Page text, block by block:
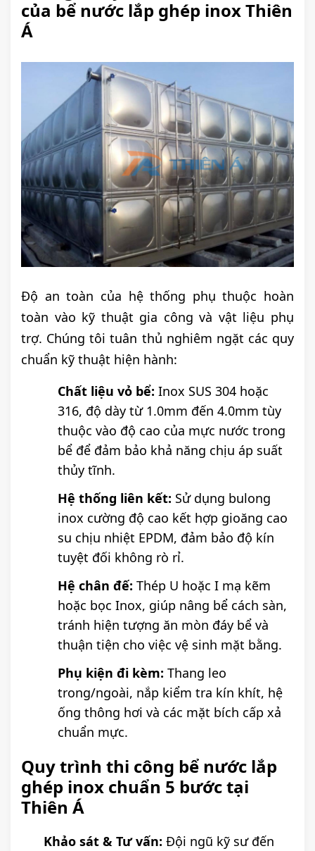
của bể nước lắp ghép inox Thiên
Á
Độ an toàn của hệ thống phụ thuộc hoàn
toàn vào kỹ thuật gia công và vật liệu phụ
trợ. Chúng tôi tuân thủ nghiêm ngặt các quy
chuẩn kỹ thuật hiện hành:
Chất liệu vỏ bể: Inox SUS 304 hoặc
316, độ dày từ 1.0mm đến 4.0mm tùy
thuộc vào độ cao của mực nước trong
bể để đảm bảo khả năng chịu áp suất
thủy tĩnh.
Hệ thống liên kết: Sử dụng bulong
inox cường độ cao kết hợp gioăng cao
su chịu nhiệt EPDM, đảm bảo độ kín
tuyệt đối không rò rỉ.
Hệ chân đế: Thép U hoặc I mạ kẽm
hoặc bọc Inox, giúp nâng bể cách sàn,
tránh hiện tượng ăn mòn đáy bể và
thuận tiện cho việc vệ sinh mặt bằng.
Phụ kiện đi kèm: Thang leo
trong/ngoài, nắp kiểm tra kín khít, hệ
ống thông hơi và các mặt bích cấp xả
chuẩn mực.
Quy trình thi công bể nước lắp
ghép inox chuẩn 5 bước tại
Thiên Á
Khảo sát & Tư vấn: Đội ngũ kỹ sư đến